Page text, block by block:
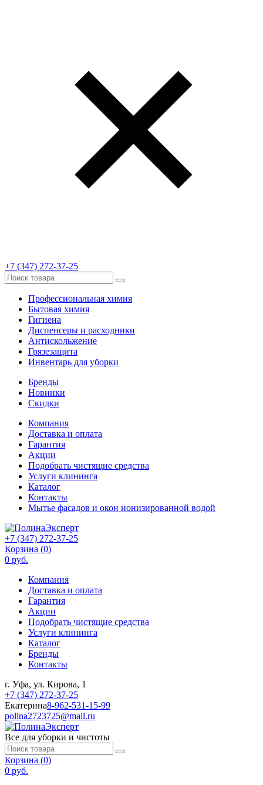
+7 (347) 272-37-25
Профессиональная химия
Бытовая химия
Гигиена
Диспенсеры и расходники
Антискольжение
Грязезащита
Инвентарь для уборки
Бренды
Новинки
Скидки
Компания
Доставка и оплата
Гарантия
Акции
Подобрать чистящие средства
Услуги клининга
Каталог
Контакты
Мытье фасадов и окон ионизированной водой
+7 (347) 272-37-25
Корзина (0)
0 руб.
Компания
Доставка и оплата
Гарантия
Акции
Подобрать чистящие средства
Услуги клининга
Каталог
Бренды
Контакты
г. Уфа, ул. Кирова, 1
+7 (347) 272-37-25
Екатерина8-962-531-15-99
polina2723725@mail.ru
Все для уборки и чистоты
Корзина (0)
0 руб.